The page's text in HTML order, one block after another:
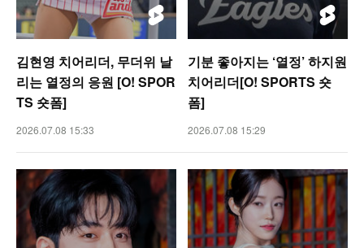
김현영 치어리더, 무더위 날
리는 열정의 응원 [O! SPOR
TS 숏폼]
2026.07.08 15:33
기분 좋아지는 ‘열정’ 하지원
치어리더[O! SPORTS 숏
폼]
2026.07.08 15:29